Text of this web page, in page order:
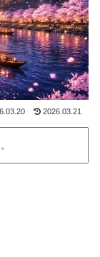
2026.03.21